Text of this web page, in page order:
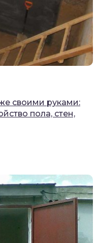
своими руками:
пола, стен,